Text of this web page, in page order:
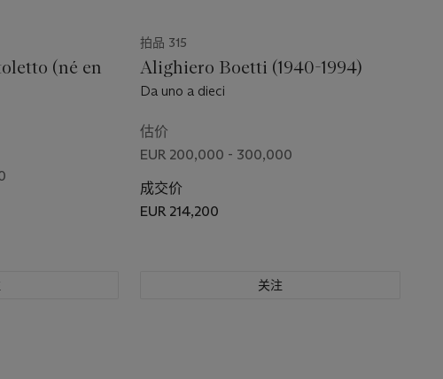
(né en
拍品 315
Alighiero Boetti (1940-1994)
Da uno a dieci
估价
EUR 200,000 - 300,000
成交价
EUR 214,200
关注